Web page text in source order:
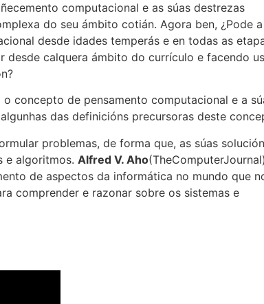
computacional e as súas destrezas
do seu ámbito cotián. Agora ben, ¿Pode a
desde idades temperás e en todas as
desde calquera ámbito do currículo e facendo
concepto de pensamento computacional e a
das definicións precursoras deste
problemas, de forma que, as súas
e algoritmos. Alfred V. Aho
de aspectos da informática no mundo que
comprender e razonar sobre os sistemas e